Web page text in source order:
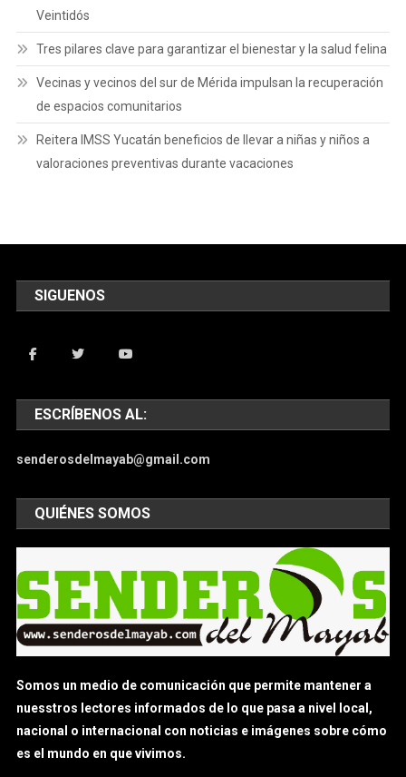
Veintidós
Tres pilares clave para garantizar el bienestar y la salud felina
Vecinas y vecinos del sur de Mérida impulsan la recuperación
de espacios comunitarios
Reitera IMSS Yucatán beneficios de llevar a niñas y niños a
valoraciones preventivas durante vacaciones
SIGUENOS
ESCRÍBENOS AL:
senderosdelmayab@gmail.com
QUIÉNES SOMOS
Somos un medio de comunicación que permite mantener a
nuesstros lectores informados de lo que pasa a nivel local,
nacional o internacional con noticias e imágenes sobre cómo
es el mundo en que vivimos.